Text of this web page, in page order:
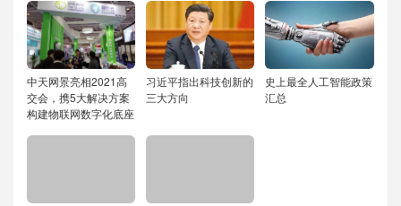
中天网景亮相2021高
交会，携5大解决方案
构建物联网数字化底座
习近平指出科技创新的
三大方向
史上最全人工智能政策
汇总